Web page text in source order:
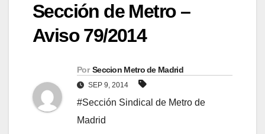
Sección de Metro –
Aviso 79/2014
Por Seccion Metro de Madrid
SEP 9, 2014
#Sección Sindical de Metro de
Madrid